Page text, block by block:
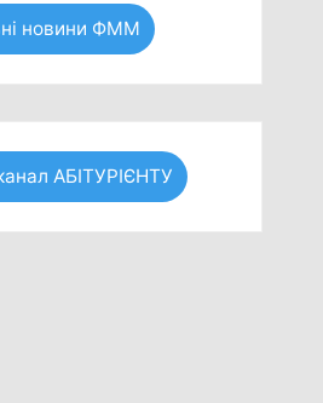
новини ФММ
АБІТУРІЄНТУ